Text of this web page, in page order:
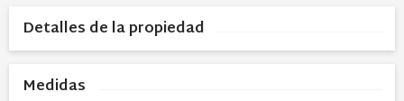
Detalles de la propiedad
Medidas